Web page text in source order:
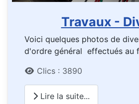
Travaux -
Voici quelques photos de
d'ordre général effectués au
DétailsClics : 3890
Lire la suite...